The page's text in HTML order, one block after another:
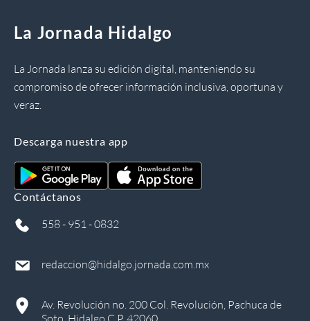
La Jornada Hidalgo
La Jornada lanza su edición digital, manteniendo su
compromiso de ofrecer información inclusiva, oportuna y
veraz.
Descarga nuestra app
Contáctanos
558 - 951 - 0832
redaccion@hidalgo.jornada.com.mx
Av. Revolución no. 200 Col. Revolución, Pachuca de
Soto, Hidalgo C.P. 42060